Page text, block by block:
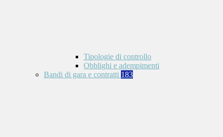
Tipologie di controllo
Obblighi e adempimenti
Bandi di gara e contratti 183